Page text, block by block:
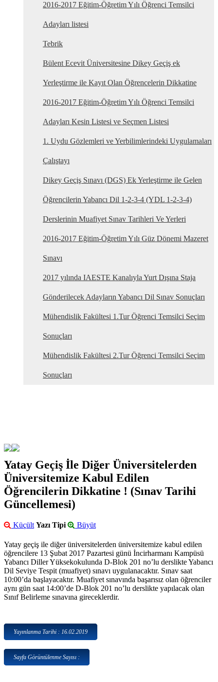
2016-2017 Eğitim-Öğretim Yılı Öğrenci Temsilci
Adayları listesi
Tebrik
Bülent Ecevit Üniversitesine Dikey Geçiş ek
Yerleştirme ile Kayıt Olan Öğrencelerin Dikkatine
2016-2017 Eğitim-Öğretim Yılı Öğrenci Temsilci
Adayları Kesin Listesi ve Seçmen Listesi
1. Uydu Gözlemleri ve Yerbilimlerindeki Uygulamaları
Çalıştayı
Dikey Geçiş Sınavı (DGS) Ek Yerleştirme ile Gelen
Öğrencilerin Yabancı Dil 1-2-3-4 (YDL 1-2-3-4)
Derslerinin Muafiyet Sınav Tarihleri Ve Yerleri
2016-2017 Eğitim-Öğretim Yılı Güz Dönemi Mazeret
Sınavı
2017 yılında IAESTE Kanalıyla Yurt Dışına Staja
Gönderilecek Adayların Yabancı Dil Sınav Sonuçları
Mühendislik Fakültesi 1.Tur Öğrenci Temsilci Seçim
Sonuçları
Mühendislik Fakültesi 2.Tur Öğrenci Temsilci Seçim
Sonuçları
Yatay Geçiş İle Diğer Üniversitelerden
Üniversitemize Kabul Edilen
Öğrencilerin Dikkatine ! (Sınav Tarihi
Güncellemesi)
Küçült Yazı Tipi Büyüt
Yatay geçiş ile diğer üniversitelerden üniversitemize kabul edilen
öğrencilere 13 Şubat 2017 Pazartesi günü İncirharmanı Kampüsü
Yabancı Diller Yüksekokulunda D-Blok 201 no’lu derslikte Yabancı
Dil Seviye Tespit (muafiyet) sınavı uygulanacaktır. Sınav saat
10:00’da başlayacaktır. Muafiyet sınavında başarısız olan öğrenciler
aynı gün saat 14:00’de D-Blok 201 no’lu derslikte yapılacak olan
Sınıf Belirleme sınavına gireceklerdir.
Yayınlanma Tarihi : 16.02.2019
Sayfa Görüntülenme Sayısı :